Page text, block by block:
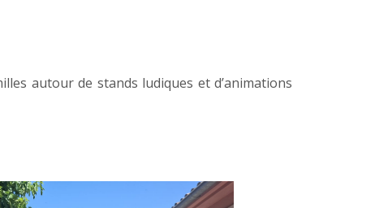
autour de stands ludiques et d’animations